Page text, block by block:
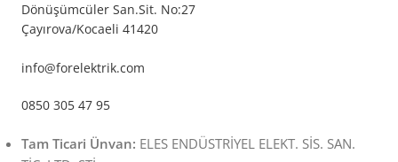
Dönüşümcüler San.Sit. No:27
Çayırova/Kocaeli 41420
info@forelektrik.com
0850 305 47 95
Tam Ticari Ünvan: ELES ENDÜSTRİYEL ELEKT. SİS. SAN.
CUMARK